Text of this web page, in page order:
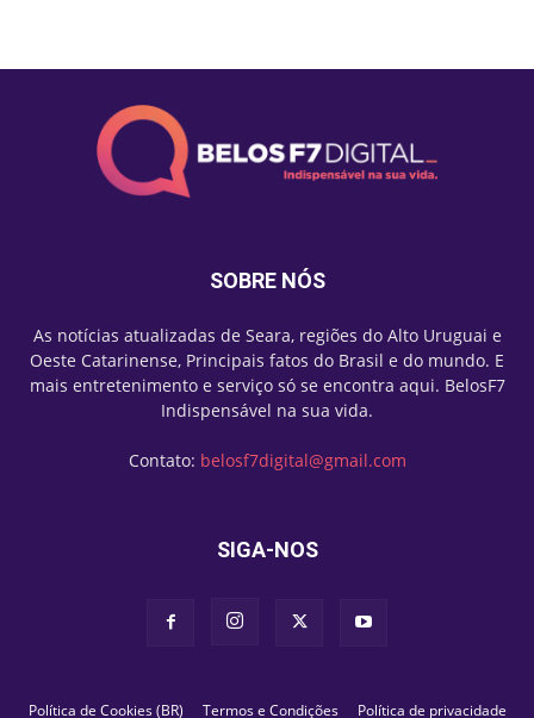
SOBRE NÓS
As notícias atualizadas de Seara, regiões do Alto Uruguai e
Oeste Catarinense, Principais fatos do Brasil e do mundo. E
mais entretenimento e serviço só se encontra aqui. BelosF7
Indispensável na sua vida.
Contato: belosf7digital@gmail.com
SIGA-NOS
Política de Cookies (BR) Termos e Condições Política de privacidade